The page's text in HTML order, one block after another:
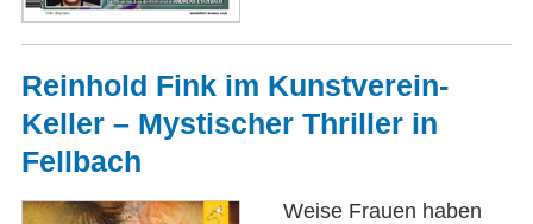
Reinhold Fink im Kunstverein-
Keller – Mystischer Thriller in
Fellbach
Weise Frauen haben